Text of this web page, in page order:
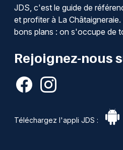
JDS, c'est le guide de
et profiter à La
bons plans : on s'occupe de
Rejoignez-nous
Téléchargez l'appli JDS :